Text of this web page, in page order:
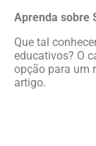
Aprenda sobre
Que tal
educativos? O
opção para um
artigo.